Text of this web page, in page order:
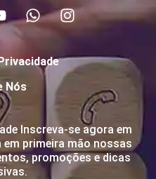
Nós
Inscreva-se agora em
primeira mão nossas
promoções e dicas